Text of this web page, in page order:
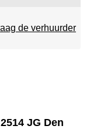
de verhuurder
JG Den